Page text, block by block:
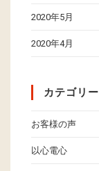
2020年5月
2020年4月
カテゴリー
お客様の声
以心電心